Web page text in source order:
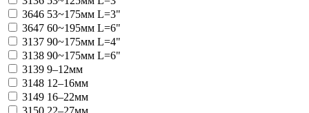
3646 53~175мм L=3"
3647 60~195мм L=6"
3137 90~175мм L=4"
3138 90~175мм L=6"
3139 9–12мм
3148 12–16мм
3149 16–22мм
3150 22–27мм